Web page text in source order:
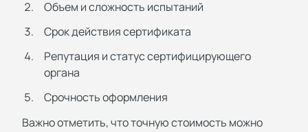
Объем и сложность испытаний
Срок действия сертификата
Репутация и статус сертифицирующего
органа
Срочность оформления
Важно отметить, что точную стоимость можно